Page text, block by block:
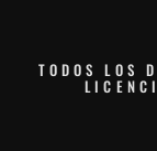
TODOS LOS